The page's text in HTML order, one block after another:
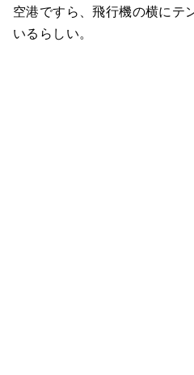
空港ですら、飛行機の横にテ
いるらしい。